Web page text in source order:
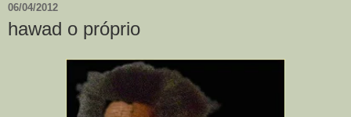
06/04/2012
hawad o próprio